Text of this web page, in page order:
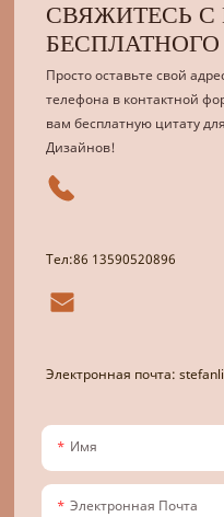
СВЯЖИТЕСЬ
БЕСПЛАТНОГО
Просто оставьте свой
телефона в контактной
вам бесплатную цитату
Дизайнов!
Тел:86 13590520896
Электронная почта:
Имя
Электронная Почта